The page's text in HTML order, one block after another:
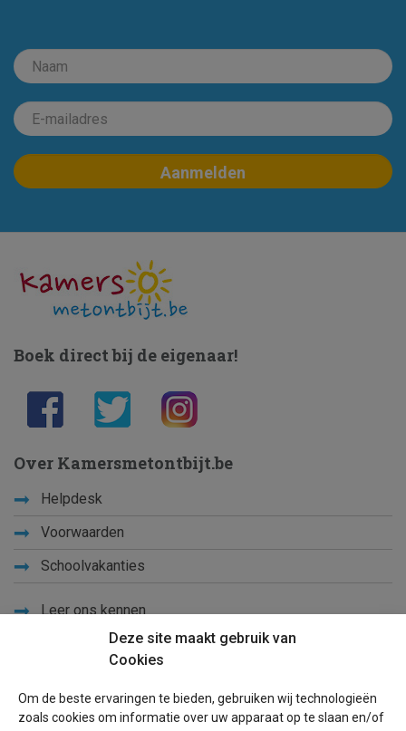
Deze site maakt gebruik van
Cookies
Om de beste ervaringen te bieden, gebruiken wij technologieën
zoals cookies om informatie over uw apparaat op te slaan en/of
Boek direct bij de eigenaar!
Over Kamersmetontbijt.be
Helpdesk
Voorwaarden
Schoolvakanties
Leer ons kennen
Sitemap